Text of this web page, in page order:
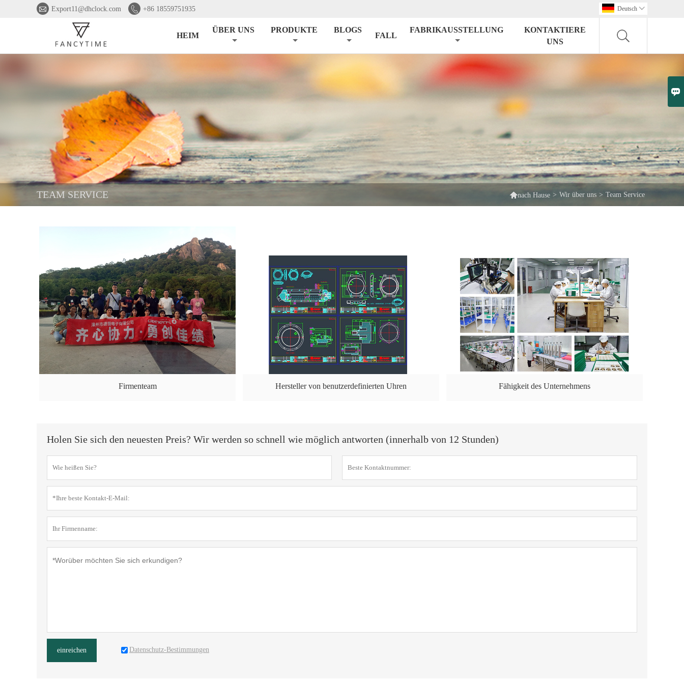

 Export11@dhclock.com  +86 18559751935 Deutsch 
HEIM
ÜBER UNS PRODUKTE BLOGS
FALL
FABRIKAUSSTELLUNG
KONTAKTIERE
UNS
TEAM SERVICE nach Hause > Wir über uns > Team Service
Firmenteam Hersteller von benutzerdefinierten Uhren Fähigkeit des Unternehmens
Holen Sie sich den neuesten Preis? Wir werden so schnell wie möglich antworten (innerhalb von 12 Stunden)
einreichen Datenschutz-Bestimmungen